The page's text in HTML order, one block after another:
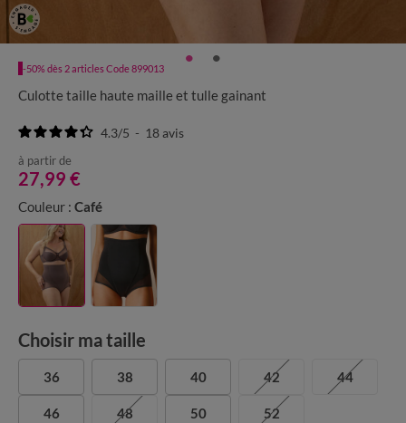
-50% dès 2 articles Code 899013
Culotte taille haute maille et tulle gainant
4.3/5 - 18avis
à partir de
27,99 €
Couleur : Café
Choisir ma taille
36 38 40 42 44
46 48 50 52